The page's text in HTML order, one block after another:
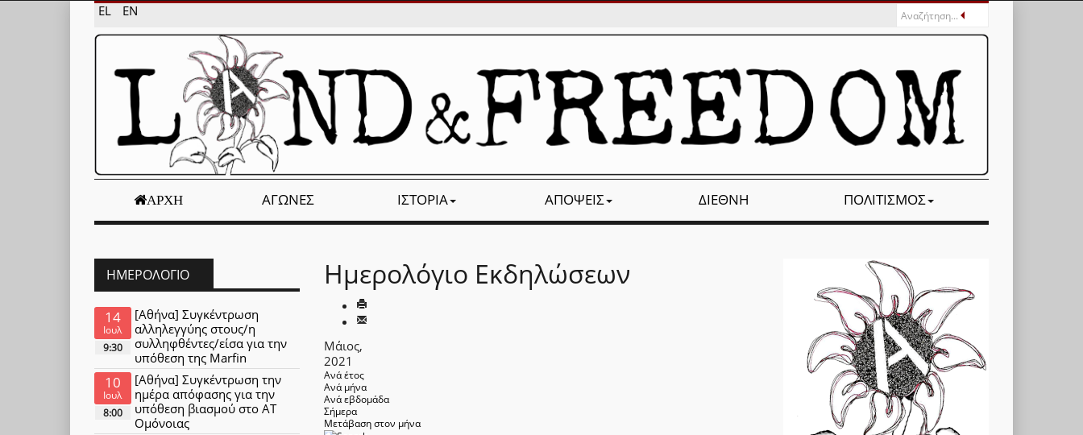
EL EN
ΑΡΧΉ ΑΓΏΝΕΣ ΙΣΤΟΡΊΑ ΑΠΌΨΕΙΣ ΔΙΕΘΝΉ ΠΟΛΙΤΙΣΜΌΣ
Ημερολόγιο Εκδηλώσεων
Μάιος,
2021
Ανά έτος
Ανά μήνα
Ανά εβδομάδα
Σήμερα
Μετάβαση στον μήνα
ΗΜΕΡΟΛΌΓΙΟ
14
Ιουλ
9:30
[Αθήνα] Συγκέντρωση
αλληλεγγύης στους/η
συλληφθέντες/είσα για την
υπόθεση της Marfin
10
Ιουλ
8:00
[Αθήνα] Συγκέντρωση την
ημέρα απόφασης για την
υπόθεση βιασμού στο ΑΤ
Ομόνοιας